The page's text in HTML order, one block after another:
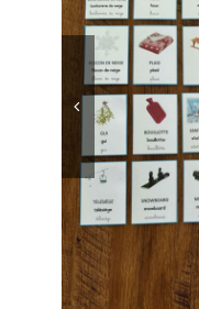
Boutique des lutins
Rechercher:
Mon compte
